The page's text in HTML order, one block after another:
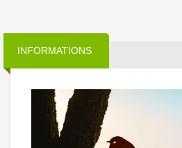
INFORMATIONS